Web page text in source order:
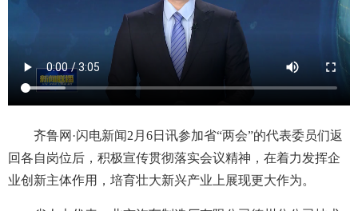
齐鲁网·闪电新闻2月6日讯参加省“两会”的代表委员们返
回各自岗位后，积极宣传贯彻落实会议精神，在着力发挥企
业创新主体作用，培育壮大新兴产业上展现更大作为。